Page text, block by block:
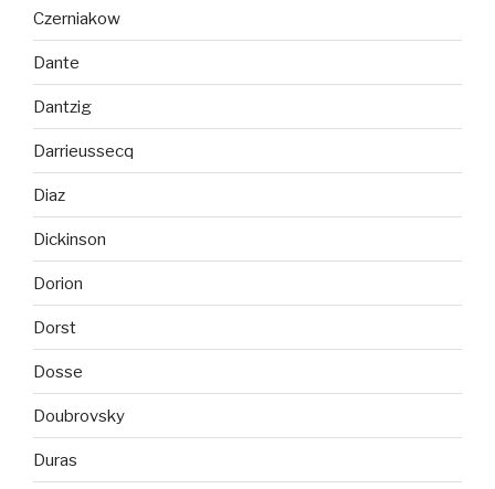
Czerniakow
Dante
Dantzig
Darrieussecq
Diaz
Dickinson
Dorion
Dorst
Dosse
Doubrovsky
Duras